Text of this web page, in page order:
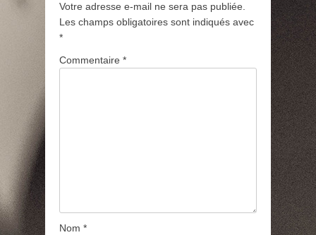
Votre adresse e-mail ne sera pas publiée.
Les champs obligatoires sont indiqués avec
*
Commentaire *
Nom *